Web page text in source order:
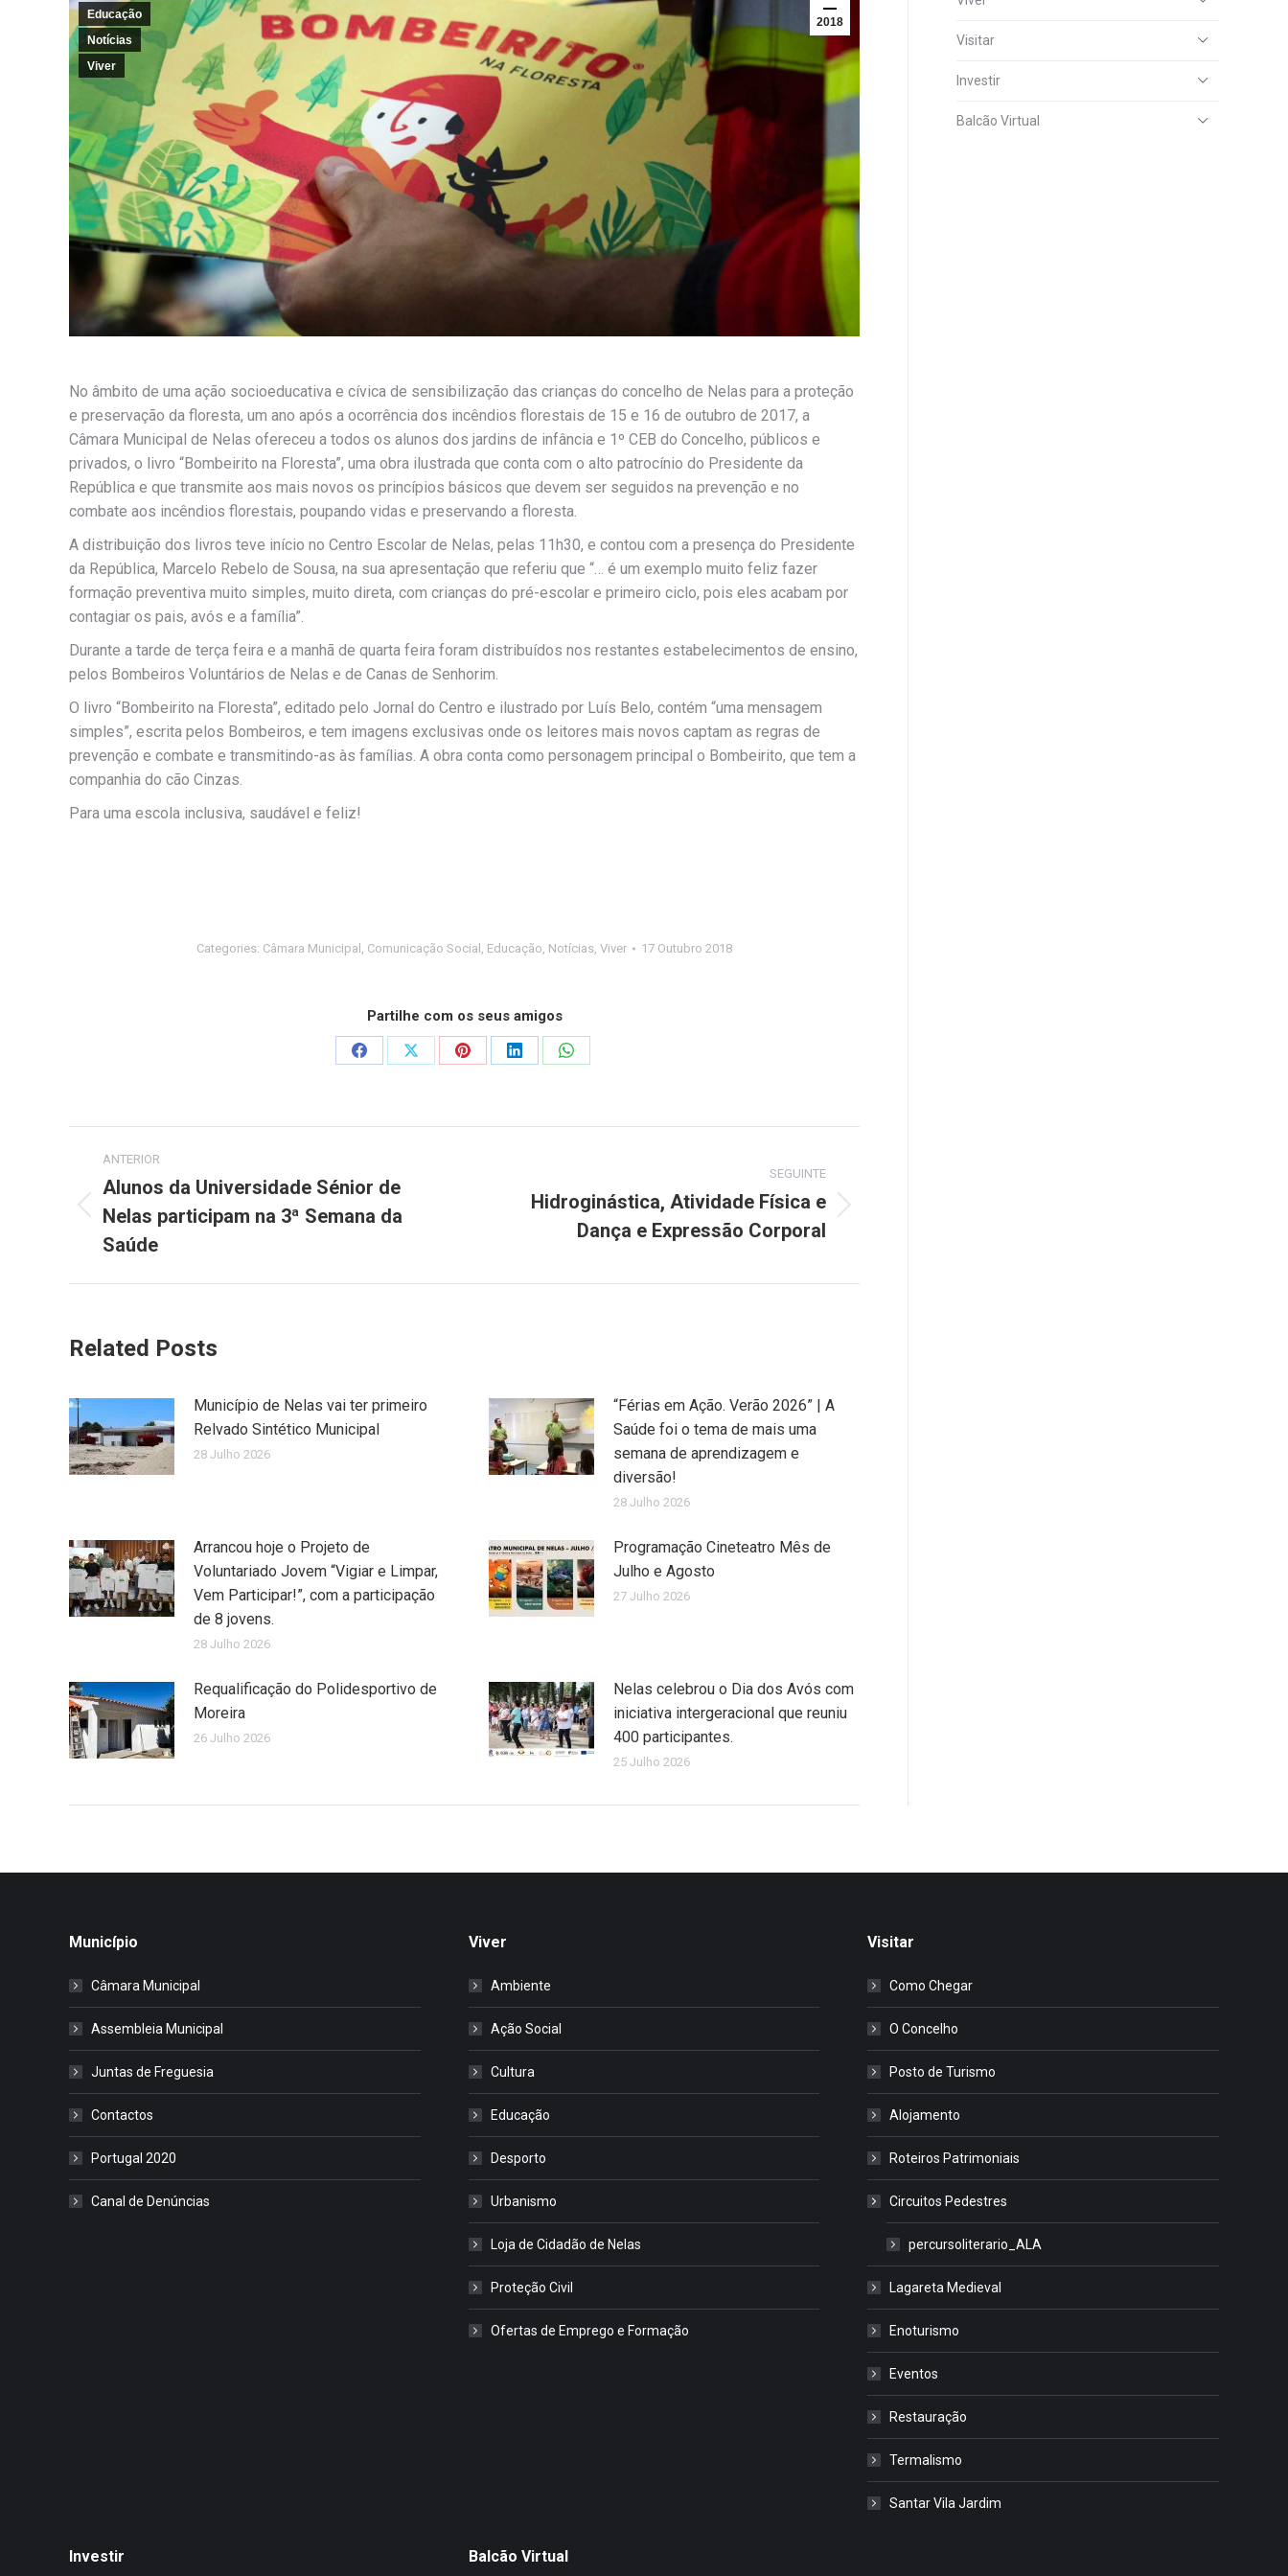
2018
Educação
Notícias
Viver
No âmbito de uma ação socioeducativa e cívica de sensibilização das crianças do concelho de Nelas para a proteção
e preservação da floresta, um ano após a ocorrência dos incêndios florestais de 15 e 16 de outubro de 2017, a
Câmara Municipal de Nelas ofereceu a todos os alunos dos jardins de infância e 1º CEB do Concelho, públicos e
privados, o livro “Bombeirito na Floresta”, uma obra ilustrada que conta com o alto patrocínio do Presidente da
República e que transmite aos mais novos os princípios básicos que devem ser seguidos na prevenção e no
combate aos incêndios florestais, poupando vidas e preservando a floresta.
A distribuição dos livros teve início no Centro Escolar de Nelas, pelas 11h30, e contou com a presença do Presidente
da República, Marcelo Rebelo de Sousa, na sua apresentação que referiu que “… é um exemplo muito feliz fazer
formação preventiva muito simples, muito direta, com crianças do pré-escolar e primeiro ciclo, pois eles acabam por
contagiar os pais, avós e a família”.
Durante a tarde de terça feira e a manhã de quarta feira foram distribuídos nos restantes estabelecimentos de ensino,
pelos Bombeiros Voluntários de Nelas e de Canas de Senhorim.
O livro “Bombeirito na Floresta”, editado pelo Jornal do Centro e ilustrado por Luís Belo, contém “uma mensagem
simples”, escrita pelos Bombeiros, e tem imagens exclusivas onde os leitores mais novos captam as regras de
prevenção e combate e transmitindo-as às famílias. A obra conta como personagem principal o Bombeirito, que tem a
companhia do cão Cinzas.
Para uma escola inclusiva, saudável e feliz!
Categories: Câmara Municipal Comunicação Social Educação Notícias Viver 17 Outubro 2018
Partilhe com os seus amigos
Share
Share
Share
Share
Share
Post
navigation
ANTERIOR
Previous
post:
Alunos da Universidade Sénior de
Nelas participam na 3ª Semana da
Saúde
SEGUINTE
Hidroginástica, Atividade Física e
Dança e Expressão Corporal
Related Posts
Município de Nelas vai ter primeiro
Relvado Sintético Municipal
28 Julho 2026
“Férias em Ação. Verão 2026” | A
Saúde foi o tema de mais uma
semana de aprendizagem e
diversão!
28 Julho 2026
Arrancou hoje o Projeto de
Voluntariado Jovem “Vigiar e Limpar,
Vem Participar!”, com a participação
de 8 jovens.
28 Julho 2026
Programação Cineteatro Mês de
Julho e Agosto
27 Julho 2026
Requalificação do Polidesportivo de
Moreira
26 Julho 2026
Nelas celebrou o Dia dos Avós com
iniciativa intergeracional que reuniu
400 participantes.
25 Julho 2026
Visitar
Investir
Balcão Virtual
Município
Câmara Municipal
Assembleia Municipal
Juntas de Freguesia
Contactos
Portugal 2020
Canal de Denúncias
Viver
Ambiente
Ação Social
Cultura
Educação
Desporto
Urbanismo
Loja de Cidadão de Nelas
Proteção Civil
Ofertas de Emprego e Formação
Visitar
Como Chegar
O Concelho
Posto de Turismo
Alojamento
Roteiros Patrimoniais
Circuitos Pedestres
percursoliterario_ALA
Lagareta Medieval
Enoturismo
Eventos
Restauração
Termalismo
Santar Vila Jardim
Investir Balcão Virtual